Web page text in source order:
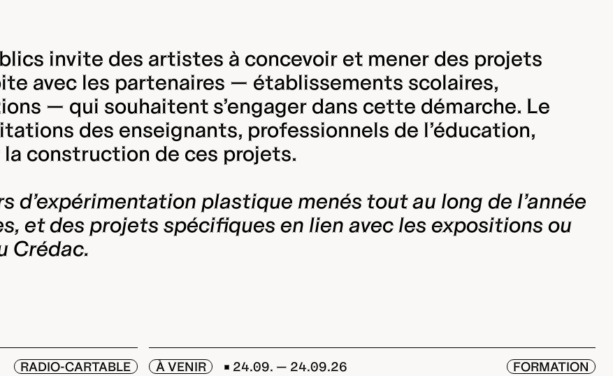
invite des artistes à concevoir et mener des projets
avec les partenaires — établissements scolaires,
— qui souhaitent s’engager dans cette démarche. Le
des enseignants, professionnels de l’éducation,
la construction de ces projets.
d’expérimentation plastique menés tout au long de l’année
et des projets spécifiques en lien avec les expositions ou
Crédac.
RADIO-CARTABLE À VENIR 24.09. — 24.09.26 FORMATION